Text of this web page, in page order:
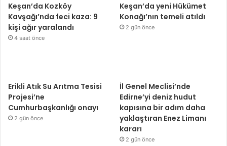
Keşan’da Kozköy
Kavşağı’nda feci kaza: 9
kişi ağır yaralandı
4 saat önce
Keşan’da yeni Hükümet
Konağı’nın temeli atıldı
2 gün önce
Erikli Atık Su Arıtma Tesisi
Projesi’ne
Cumhurbaşkanlığı onayı
2 gün önce
İl Genel Meclisi’nde
Edirne’yi deniz hudut
kapısına bir adım daha
yaklaştıran Enez Limanı
kararı
2 gün önce